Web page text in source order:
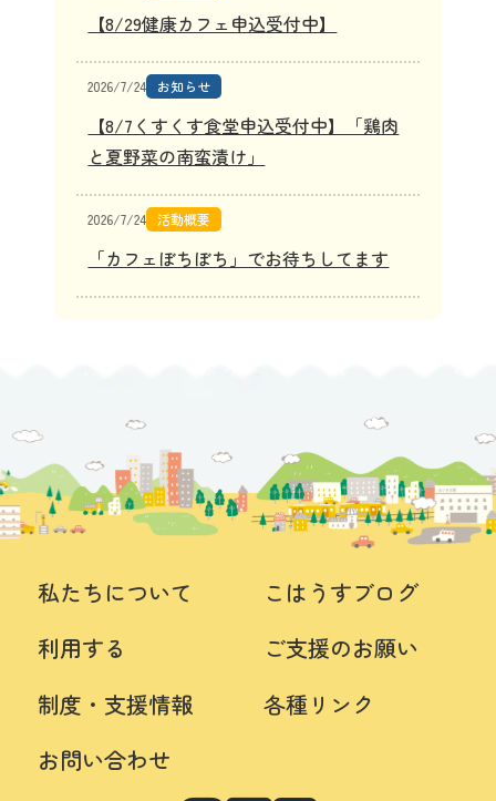
【8/29健康カフェ申込受付中】
2026/7/24 お知らせ
【8/7くすくす食堂申込受付中】「鶏肉
と夏野菜の南蛮漬け」
2026/7/24 活動概要
「カフェぼちぼち」でお待ちしてます
私たちについて
こはうすブログ
利用する
ご支援のお願い
制度・支援情報
各種リンク
お問い合わせ